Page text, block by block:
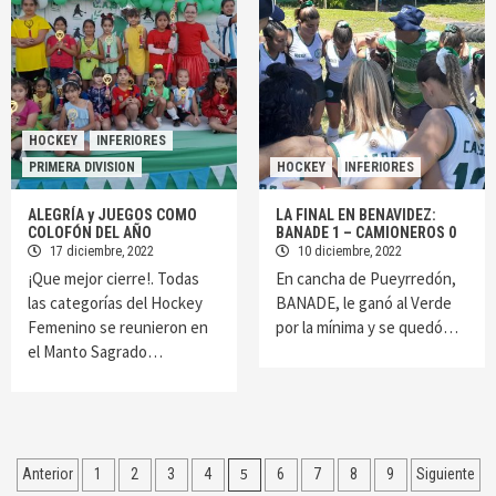
HOCKEY
INFERIORES
PRIMERA DIVISION
ALEGRÍA y JUEGOS COMO
COLOFÓN DEL AÑO
17 diciembre, 2022
¡Que mejor cierre!. Todas
las categorías del Hockey
Femenino se reunieron en
el Manto Sagrado…
HOCKEY INFERIORES
LA FINAL EN BENAVIDEZ:
BANADE 1 – CAMIONEROS 0
10 diciembre, 2022
En cancha de Pueyrredón,
BANADE, le ganó al Verde
por la mínima y se quedó…
Navegación
Anterior 1 2 3 4 5 6 7 8 9 Siguiente